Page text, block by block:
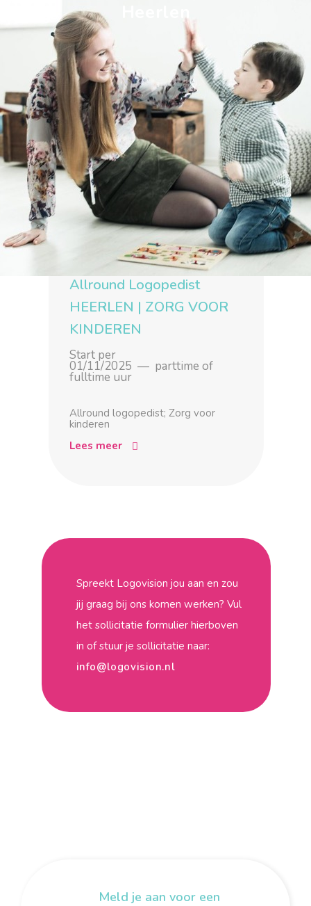
Allround Logopedist
HEERLEN | ZORG VOOR
KINDEREN
Start per
01/11/2025 ― parttime of
fulltime uur
Allround logopedist; Zorg voor
kinderen
Lees meer
Heerlen
Spreekt Logovision jou aan en zou
jij graag bij ons komen werken? Vul
het sollicitatie formulier hierboven
in of stuur je sollicitatie naar:
info@logovision.nl
Meld je aan voor een